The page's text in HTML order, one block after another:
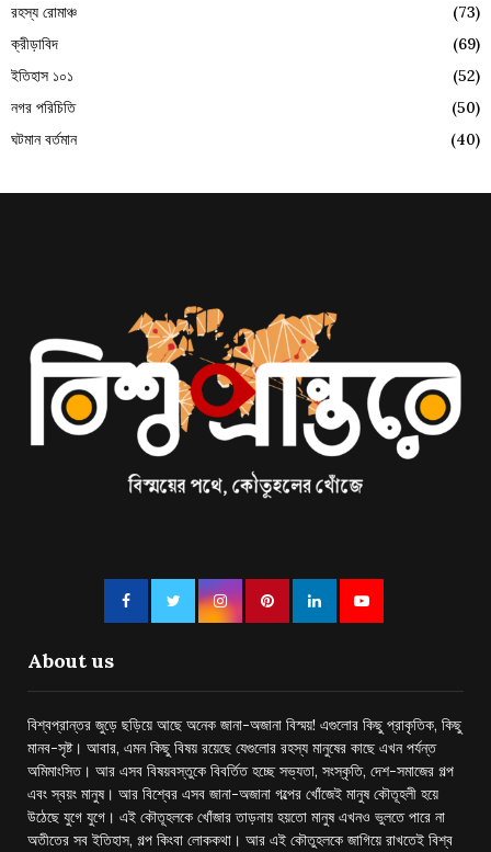
রহস্য রোমাঞ্চ
(73)
ক্রীড়াবিদ
(69)
ইতিহাস ১০১
(52)
নগর পরিচিতি
(50)
ঘটমান বর্তমান
(40)
About us
বিশ্বপ্রান্তর জুড়ে ছড়িয়ে আছে অনেক জানা-অজানা বিস্ময়! এগুলোর কিছু প্রাকৃতিক, কিছু
মানব-সৃষ্ট। আবার, এমন কিছু বিষয় রয়েছে যেগুলোর রহস্য মানুষের কাছে এখন পর্যন্ত
অমিমাংসিত। আর এসব বিষয়বস্তুকে বিবর্তিত হচ্ছে সভ্যতা, সংস্কৃতি, দেশ-সমাজের গল্প
এবং স্বয়ং মানুষ। আর বিশ্বের এসব জানা-অজানা গল্পের খোঁজেই মানুষ কৌতূহলী হয়ে
উঠেছে যুগে যুগে। এই কৌতূহলকে খোঁজার তাড়নায় হয়তো মানুষ এখনও ভুলতে পারে না
অতীতের সব ইতিহাস, গল্প কিংবা লোককথা। আর এই কৌতুহলকে জাগিয়ে রাখতেই বিশ্ব